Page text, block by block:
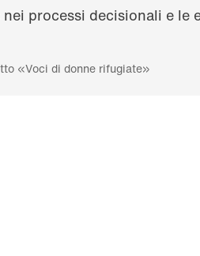
processi decisionali e le
«Voci di donne rifugiate»